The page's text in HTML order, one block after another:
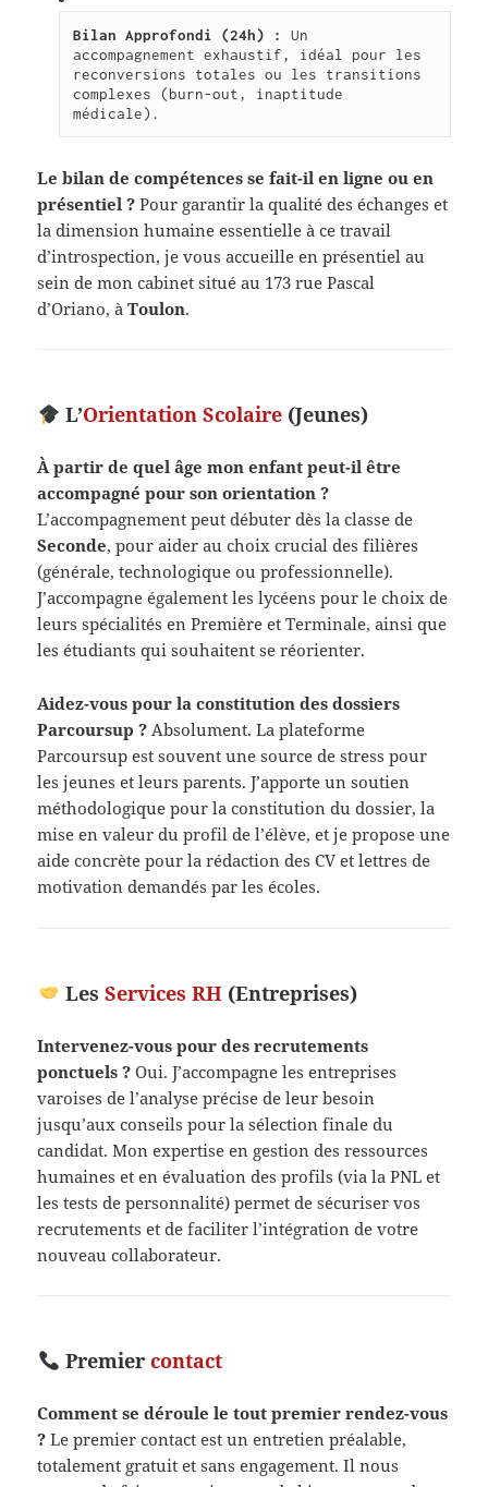
Bilan Approfondi (24h) :
Un
accompagnement exhaustif, idéal pour les
reconversions totales ou les transitions
complexes (burn-out, inaptitude
médicale).
Le bilan de compétences se fait-il en ligne ou en
présentiel ? Pour garantir la qualité des échanges et
la dimension humaine essentielle à ce travail
d’introspection, je vous accueille en présentiel au
sein de mon cabinet situé au 173 rue Pascal
d’Oriano, àToulon.
L’Orientation Scolaire(Jeunes)
À partir de quel âge mon enfant peut-il être
accompagné pour son orientation ?
L’accompagnement peut débuter dès la classe de
Seconde, pour aider au choix crucial des filières
(générale, technologique ou professionnelle).
J’accompagne également les lycéens pour le choix de
leurs spécialités en Première et Terminale, ainsi que
les étudiants qui souhaitent se réorienter.
Aidez-vous pour la constitution des dossiers
Parcoursup ? Absolument. La plateforme
Parcoursup est souvent une source de stress pour
les jeunes et leurs parents. J’apporte un soutien
méthodologique pour la constitution du dossier, la
mise en valeur du profil de l’élève, et je propose une
aide concrète pour la rédaction des CV et lettres de
motivation demandés par les écoles.
Les Services RH(Entreprises)
Intervenez-vous pour des recrutements
ponctuels ? Oui. J’accompagne les entreprises
varoises de l’analyse précise de leur besoin
jusqu’aux conseils pour la sélection finale du
candidat. Mon expertise en gestion des ressources
humaines et en évaluation des profils (via la PNL et
les tests de personnalité) permet de sécuriser vos
recrutements et de faciliter l’intégration de votre
nouveau collaborateur.
Premier contact
Comment se déroule le tout premier rendez-vous
? Le premier contact est un entretien préalable,
totalement gratuit et sans engagement. Il nous